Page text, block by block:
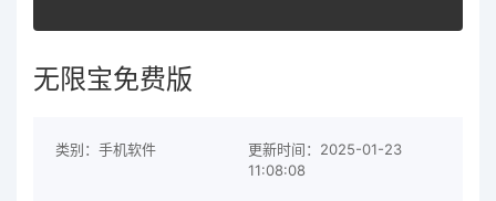
无限宝免费版
类别：手机软件
更新时间：2025-01-23
11:08:08